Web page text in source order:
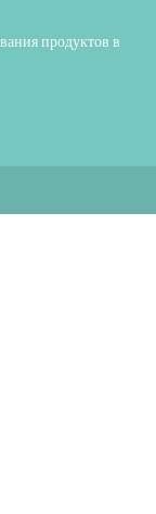
продуктов в